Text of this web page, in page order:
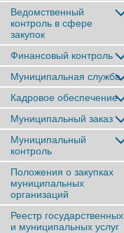
Ведомственный
контроль в сфере
закупок
Финансовый контроль
Муниципальная служба
Кадровое обеспечение
Муниципальный заказ
Муниципальный
контроль
Положения о закупках
муниципальных
организаций
Реестр государственных
и муниципальных услуг